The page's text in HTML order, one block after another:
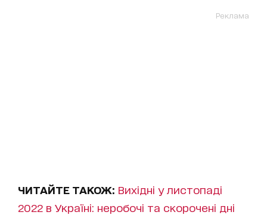
Реклама
ЧИТАЙТЕ ТАКОЖ: Вихідні у листопаді
2022 в Україні: неробочі та скорочені дні